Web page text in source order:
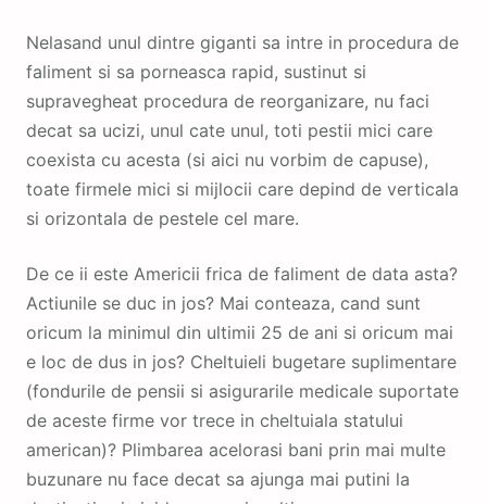
Nelasand unul dintre giganti sa intre in procedura de
faliment si sa porneasca rapid, sustinut si
supravegheat procedura de reorganizare, nu faci
decat sa ucizi, unul cate unul, toti pestii mici care
coexista cu acesta (si aici nu vorbim de capuse),
toate firmele mici si mijlocii care depind de verticala
si orizontala de pestele cel mare.
De ce ii este Americii frica de faliment de data asta?
Actiunile se duc in jos? Mai conteaza, cand sunt
oricum la minimul din ultimii 25 de ani si oricum mai
e loc de dus in jos? Cheltuieli bugetare suplimentare
(fondurile de pensii si asigurarile medicale suportate
de aceste firme vor trece in cheltuiala statului
american)? Plimbarea acelorasi bani prin mai multe
buzunare nu face decat sa ajunga mai putini la